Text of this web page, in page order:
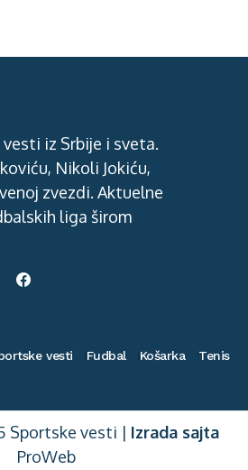
iz Srbije i sveta.
Nikoli Jokiću,
zvezdi. Aktuelne
liga širom
vesti Fudbal Košarka Tenis
Sportske vesti | Izrada sajta
ProWeb